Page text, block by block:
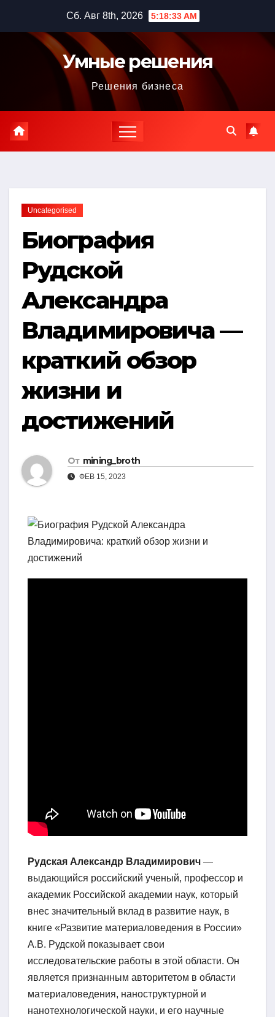
содержимому
Сб. Авг 8th, 2026 5:18:34 AM
Умные решения
Решения бизнеса
Uncategorised
Биография
Рудской
Александра
Владимировича —
краткий обзор
жизни и
достижений
От mining_broth
ФЕВ 15, 2023
Рудская Александр Владимирович —
выдающийся российский ученый, профессор и
академик Российской академии наук, который
внес значительный вклад в развитие наук, в
книге «Развитие материаловедения в России»
А.В. Рудской показывает свои
исследовательские работы в этой области. Он
является признанным авторитетом в области
материаловедения, наноструктурной и
нанотехнологической науки, и его научные